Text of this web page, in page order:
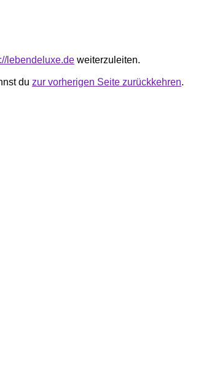
lebendeluxe.de weiterzuleiten.
du zur vorherigen Seite zurückkehren.